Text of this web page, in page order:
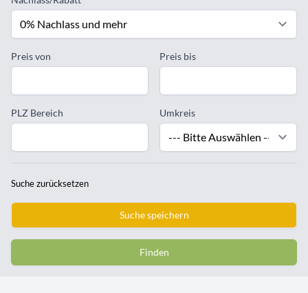
Preis von Preis bis
PLZ Bereich Umkreis
Suche zurücksetzen
Suche speichern
Finden